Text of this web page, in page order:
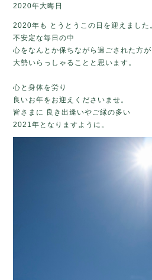
2020年大晦日
2020年も とうとうこの日を迎えました
不安定な毎日の中
心をなんとか保ちながら過ごされた方が
大勢いらっしゃることと思います。
心と身体を労り
良いお年をお迎えくださいませ。
皆さまに 良き出逢いやご縁の多い
2021年となりますように。